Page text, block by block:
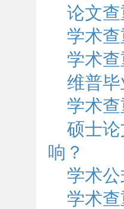
论文
学术
学术
维普
学术
硕士
响？
学术
学术